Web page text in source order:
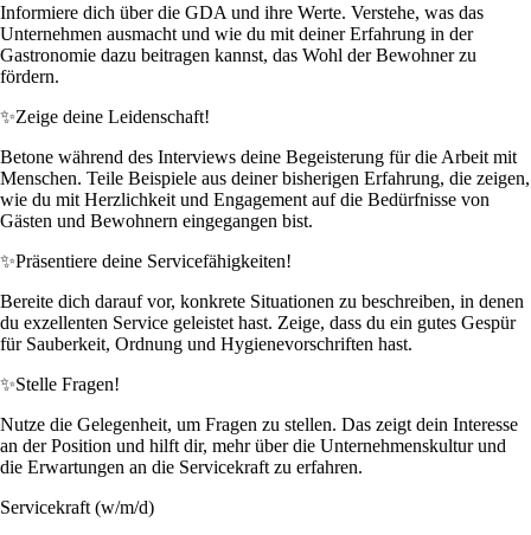
Informiere dich über die GDA und ihre Werte. Verstehe, was das
Unternehmen ausmacht und wie du mit deiner Erfahrung in der
Gastronomie dazu beitragen kannst, das Wohl der Bewohner zu
fördern.
✨Zeige deine Leidenschaft!
Betone während des Interviews deine Begeisterung für die Arbeit mit
Menschen. Teile Beispiele aus deiner bisherigen Erfahrung, die zeigen,
wie du mit Herzlichkeit und Engagement auf die Bedürfnisse von
Gästen und Bewohnern eingegangen bist.
✨Präsentiere deine Servicefähigkeiten!
Bereite dich darauf vor, konkrete Situationen zu beschreiben, in denen
du exzellenten Service geleistet hast. Zeige, dass du ein gutes Gespür
für Sauberkeit, Ordnung und Hygienevorschriften hast.
✨Stelle Fragen!
Nutze die Gelegenheit, um Fragen zu stellen. Das zeigt dein Interesse
an der Position und hilft dir, mehr über die Unternehmenskultur und
die Erwartungen an die Servicekraft zu erfahren.
Servicekraft (w/m/d)